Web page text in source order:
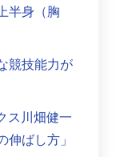
半身（胸
競技能力が
ス川畑健一
ばし方」